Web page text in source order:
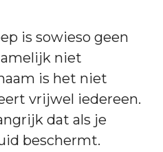
is sowieso geen
niet
is het niet
vrijwel iedereen.
dat als je
beschermt.